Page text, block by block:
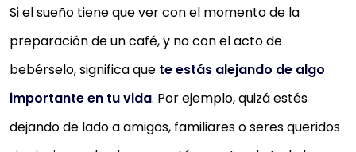
Si el sueño tiene que ver con el momento de la
preparación de un café, y no con el acto de
bebérselo, significa que te estás alejando de algo
importante en tu vida. Por ejemplo, quizá estés
dejando de lado a amigos, familiares o seres queridos